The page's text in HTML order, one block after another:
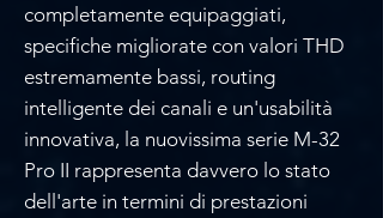
completamente equipaggiati,
specifiche migliorate con valori THD
estremamente bassi, routing
intelligente dei canali e un'usabilità
innovativa, la nuovissima serie M-32
Pro II rappresenta davvero lo stato
dell'arte in termini di prestazioni